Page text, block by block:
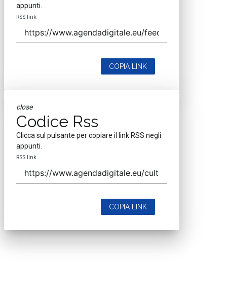
appunti.
RSS link
COPIA LINK
close
Codice Rss
Clicca sul pulsante per copiare il link RSS negli
appunti.
RSS link
COPIA LINK